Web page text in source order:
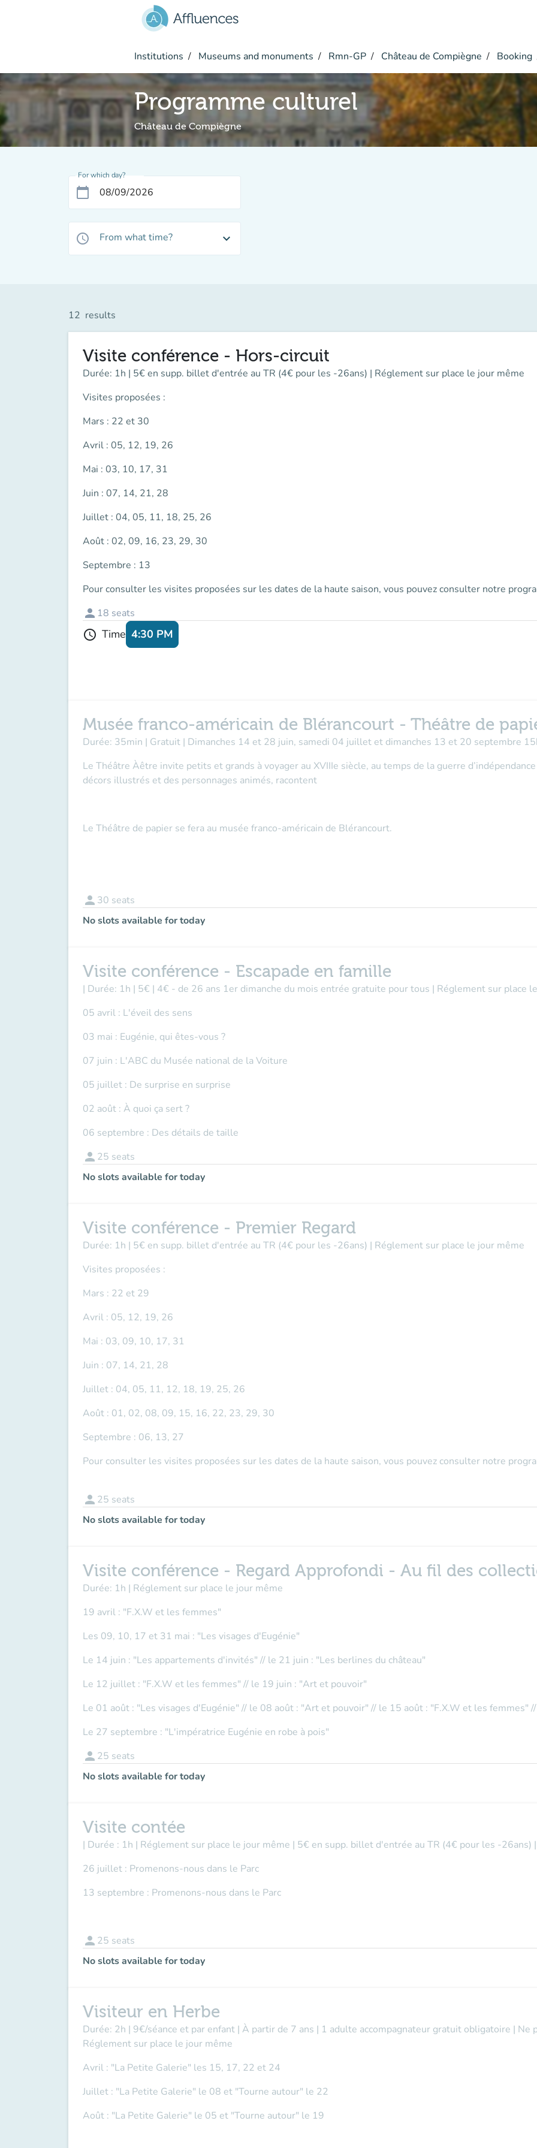
Institutions Museums and monuments Rmn-GP Château de Compiègne Booking
Programme culturel
Château de Compiègne
For which day?
calendar_today
access_time From what time? expand_more
12 results
Visite conférence - Hors-circuit
Durée: 1h | 5€ en supp. billet d'entrée au TR (4€ pour les -26ans) | Réglement sur place le jour même
Visites proposées :
Mars : 22 et 30
Avril : 05, 12, 19, 26
Mai : 03, 10, 17, 31
Juin : 07, 14, 21, 28
Juillet : 04, 05, 11, 18, 25, 26
Août : 02, 09, 16, 23, 29, 30
Septembre : 13
Pour consulter les visites proposées sur les dates de la haute saison, vous pouvez consulter notre
person 18 seats
schedule Time 4:30 PM
Musée franco-américain de Blérancourt - Théâtre de
Durée: 35min | Gratuit | Dimanches 14 et 28 juin, samedi 04 juillet et dimanches 13 et 20 septembre
Le Théâtre Àêtre invite petits et grands à voyager au XVIIIe siècle, au temps de la guerre
décors illustrés et des personnages animés, racontent
Le Théâtre de papier se fera au musée franco-américain de Blérancourt.
person 30 seats
No slots available for today
Visite conférence - Escapade en famille
| Durée: 1h | 5€ | 4€ - de 26 ans 1er dimanche du mois entrée gratuite pour tous | Réglement sur place
05 avril : L'éveil des sens
03 mai : Eugénie, qui êtes-vous ?
07 juin : L'ABC du Musée national de la Voiture
05 juillet : De surprise en surprise
02 août : À quoi ça sert ?
06 septembre : Des détails de taille
person 25 seats
No slots available for today
Visite conférence - Premier Regard
Durée: 1h | 5€ en supp. billet d'entrée au TR (4€ pour les -26ans) | Réglement sur place le jour même
Visites proposées :
Mars : 22 et 29
Avril : 05, 12, 19, 26
Mai : 03, 09, 10, 17, 31
Juin : 07, 14, 21, 28
Juillet : 04, 05, 11, 12, 18, 19, 25, 26
Août : 01, 02, 08, 09, 15, 16, 22, 23, 29, 30
Septembre : 06, 13, 27
Pour consulter les visites proposées sur les dates de la haute saison, vous pouvez consulter notre
person 25 seats
No slots available for today
Visite conférence - Regard Approfondi - Au fil des
Durée: 1h | Réglement sur place le jour même
19 avril : "F.X.W et les femmes"
Les 09, 10, 17 et 31 mai : "Les visages d'Eugénie"
Le 14 juin : "Les appartements d'invités" // le 21 juin : "Les berlines du château"
Le 12 juillet : "F.X.W et les femmes" // le 19 juin : "Art et pouvoir"
Le 01 août : "Les visages d'Eugénie" // le 08 août : "Art et pouvoir" // le 15 août : "F.X.W et les femmes"
Le 27 septembre : "L'impératrice Eugénie en robe à pois"
person 25 seats
No slots available for today
Visite contée
| Durée : 1h | Réglement sur place le jour même | 5€ en supp. billet d'entrée au TR (4€ pour les -26ans) |
26 juillet : Promenons-nous dans le Parc
13 septembre : Promenons-nous dans le Parc
person 25 seats
No slots available for today
Visiteur en Herbe
Durée: 2h | 9€/séance et par enfant | À partir de 7 ans | 1 adulte accompagnateur gratuit obligatoire | Ne
Réglement sur place le jour même
Avril : "La Petite Galerie" les 15, 17, 22 et 24
Juillet : "La Petite Galerie" le 08 et "Tourne autour" le 22
Août : "La Petite Galerie" le 05 et "Tourne autour" le 19